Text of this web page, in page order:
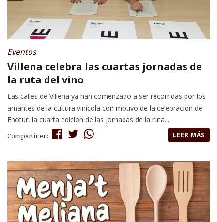
Eventos
Villena celebra las cuartas jornadas de
la ruta del vino
Las calles de Villena ya han comenzado a ser recorridas por los
amantes de la cultura vinícola con motivo de la celebración de
Enotur, la cuarta edición de las jornadas de la ruta...
Compartir en: LEER MÁS